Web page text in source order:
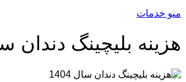
منو خدمات
هزینه بلیچینگ دندان سال